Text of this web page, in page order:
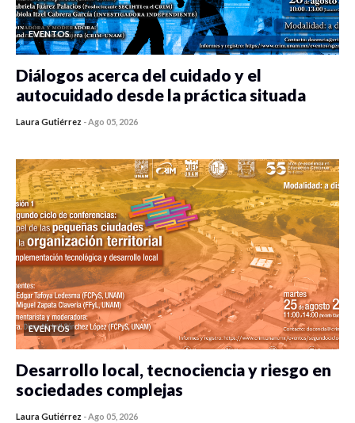
EVENTOS
Diálogos acerca del cuidado y el
autocuidado desde la práctica situada
Laura Gutiérrez -Ago 05, 2026
EVENTOS
Desarrollo local, tecnociencia y riesgo en
sociedades complejas
Laura Gutiérrez -Ago 05, 2026